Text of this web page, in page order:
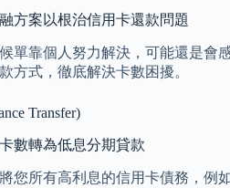
方案以根治信用卡還款問題
單靠個人努力解決，可能還是會
方式，徹底解決卡數困擾。
Transfer)
數轉為低息分期貸款
您所有高利息的信用卡債務，例